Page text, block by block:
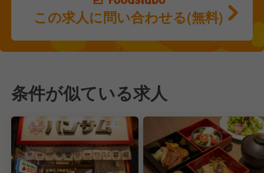
この求人に問い合わせる(無料)
条件が似ている求人